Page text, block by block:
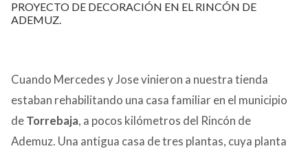
PROYECTO DE DECORACIÓN EN EL RINCÓN DE
ADEMUZ.
Cuando Mercedes y Jose vinieron a nuestra tienda
estaban rehabilitando una casa familiar en el municipio
deTorrebaja, a pocos kilómetros del Rincón de
Ademuz. Una antigua casa de tres plantas, cuya planta